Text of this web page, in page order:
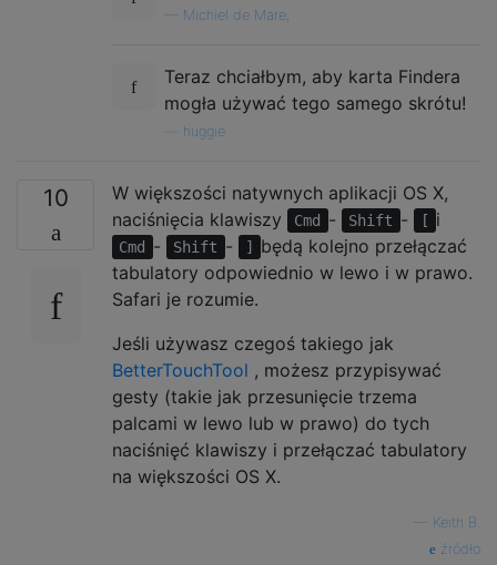
Michiel de Mare,
Teraz chciałbym, aby karta Findera
mogła używać tego samego skrótu!
huggie
10
W większości natywnych aplikacji OS X,
naciśnięcia klawiszy
Cmd - Shift - [ i
Cmd - Shift - ]
będą kolejno przełączać
tabulatory odpowiednio w lewo i w prawo.
Safari je rozumie.
Jeśli używasz czegoś takiego jak
BetterTouchTool , możesz przypisywać
gesty (takie jak przesunięcie trzema
palcami w lewo lub w prawo) do tych
naciśnięć klawiszy i przełączać tabulatory
na większości OS X.
Keith B.
źródło